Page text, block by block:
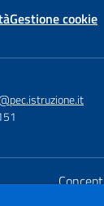
Gestione cookie